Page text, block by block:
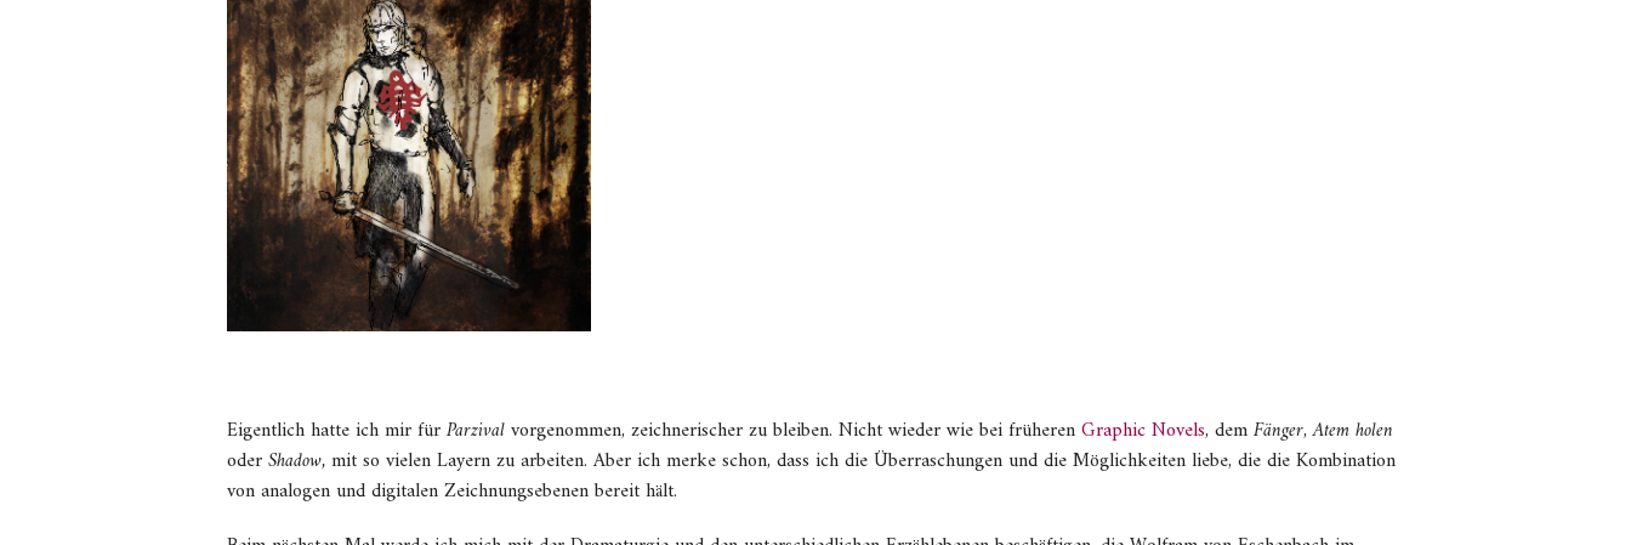
Eigentlich hatte ich mir fürParzivalvorgenommen, zeichnerischer zu bleiben. Nicht wieder wie bei früherenGraphic Novels, demFänger,Atem holen
oderShadow,mit so vielen Layern zu arbeiten. Aber ich merke schon, dass ich die Überraschungen und die Möglichkeiten liebe, die die Kombination
von analogen und digitalen Zeichnungsebenen bereit hält.